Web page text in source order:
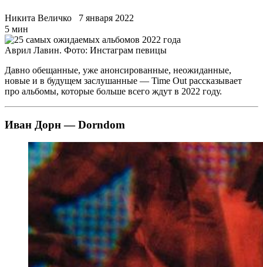
Никита Величко
7 января 2022
5 мин
Аврил Лавин. Фото: Инстаграм певицы
Давно обещанные, уже анонсированные, неожиданные,
новые и в будущем заслушанные — Time Out рассказывает
про альбомы, которые больше всего ждут в 2022 году.
Иван Дорн — Dorndom